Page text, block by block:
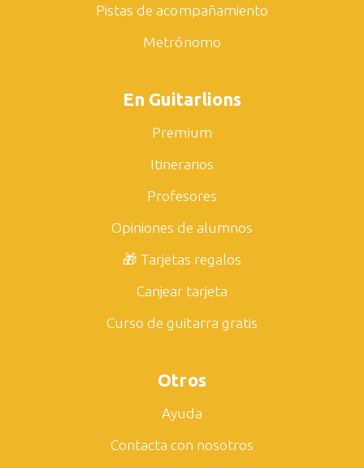
Pistas de acompañamiento
Metrónomo
En Guitarlions
Premium
Itinerarios
Profesores
Opiniones de alumnos
🎁 Tarjetas regalos
Canjear tarjeta
Curso de guitarra gratis
Otros
Ayuda
Contacta con nosotros